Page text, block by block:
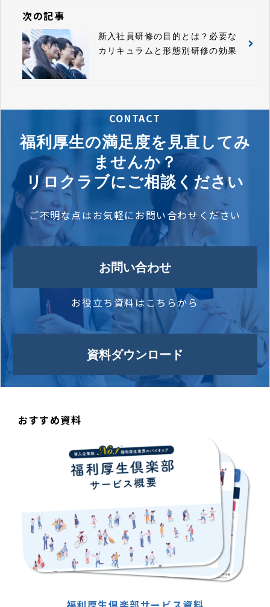
次の記事
新入社員研修の目的とは？必要な
カリキュラムと形態別研修の効果
CONTACT
福利厚生の満足度を見直してみ
ませんか？
リロクラブにご相談ください
ご不明な点はお気軽にお問い合わせください
お問い合わせ
お役立ち資料はこちらから
資料ダウンロード
おすすめ資料